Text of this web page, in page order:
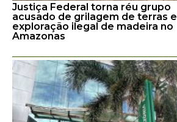
Justiça Federal torna réu grupo
acusado de grilagem de terras e
exploração ilegal de madeira no
Amazonas